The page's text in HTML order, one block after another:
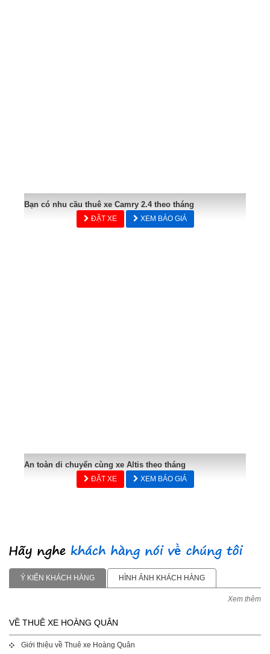
Bạn có nhu cầu thuê xe Camry 2.4 theo tháng
ĐẶT XE XEM BÁO GIÁ
An toàn di chuyển cùng xe Altis theo tháng
ĐẶT XE XEM BÁO GIÁ
Ý KIẾN KHÁCH HÀNG HÌNH ẢNH KHÁCH HÀNG
Xem thêm
VỀ THUÊ XE HOÀNG QUÂN
Giới thiệu về Thuê xe Hoàng Quân